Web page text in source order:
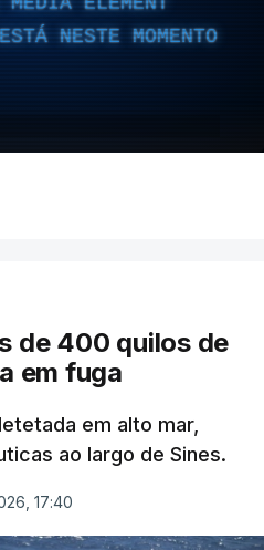
NESTE MOMENTO
de 400 quilos de
em fuga
em alto mar,
ao largo de Sines.
17:40